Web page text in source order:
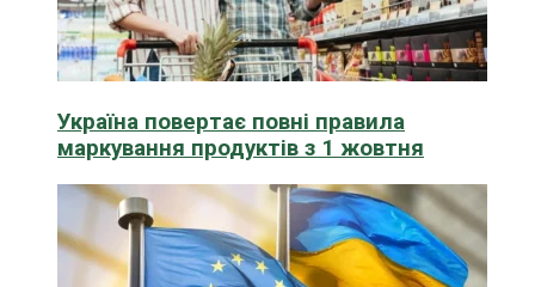
Україна повертає повні правила
маркування продуктів з 1 жовтня